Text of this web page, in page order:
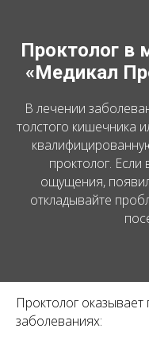
Проктолог в
«Медикал
В лечении
толстого кишечника
проктолог.
ощущения,
откладывайте
Проктолог
заболеваниях: